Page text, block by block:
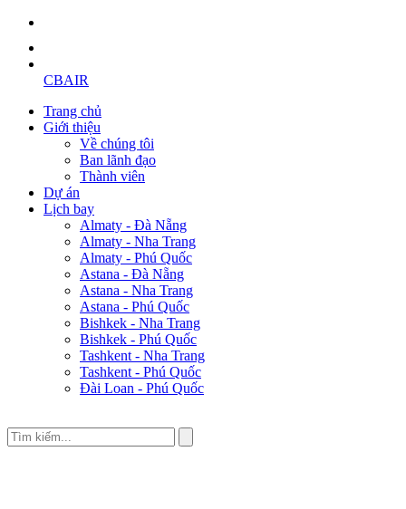
CBAIR
Trang chủ
Giới thiệu
Về chúng tôi
Ban lãnh đạo
Thành viên
Dự án
Lịch bay
Almaty - Đà Nẵng
Almaty - Nha Trang
Almaty - Phú Quốc
Astana - Đà Nẵng
Astana - Nha Trang
Astana - Phú Quốc
Bishkek - Nha Trang
Bishkek - Phú Quốc
Tashkent - Nha Trang
Tashkent - Phú Quốc
Đài Loan - Phú Quốc